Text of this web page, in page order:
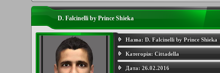
D. Falcinelli by Prince Shieka
Назва: D. Falcinelli by Prince Shieka
Категорія: Cittadella
Дата: 26.02.2016